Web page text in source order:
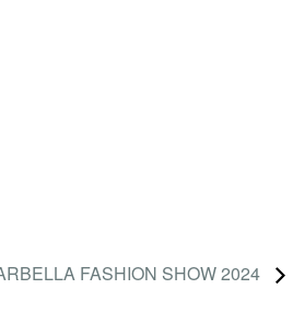
FASHION SHOW 2024